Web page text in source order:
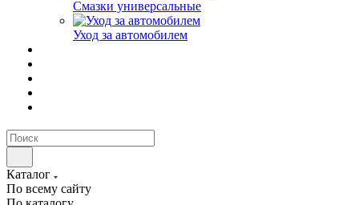
Смазки универсальные
Уход за автомобилем
Каталог
По всему сайту